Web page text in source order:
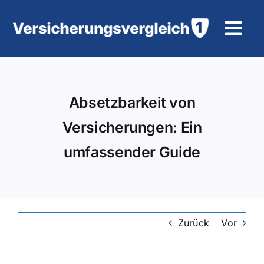
Inhalt
KFZ-VersicherungAbsetzbarkeit von
Versicherungen: Ein
umfassender Guide
Zurück Vor